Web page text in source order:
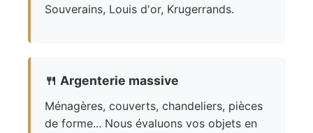
Souverains, Louis d'or, Krugerrands.
🍴 Argenterie massive
Ménagères, couverts, chandeliers, pièces
de forme... Nous évaluons vos objets en